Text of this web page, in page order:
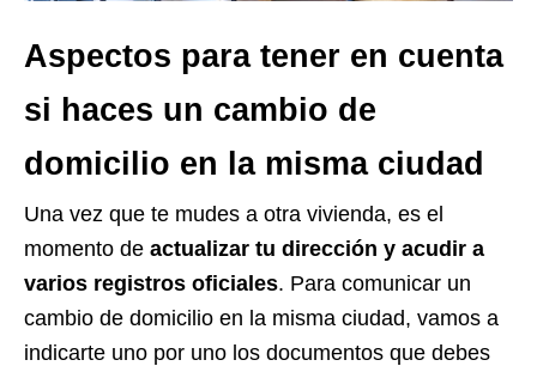
Aspectos para tener en cuenta
si haces un cambio de
domicilio en la misma ciudad
Una vez que te mudes a otra vivienda, es el
momento de actualizar tu dirección y acudir a
varios registros oficiales. Para comunicar un
cambio de domicilio en la misma ciudad, vamos a
indicarte uno por uno los documentos que debes